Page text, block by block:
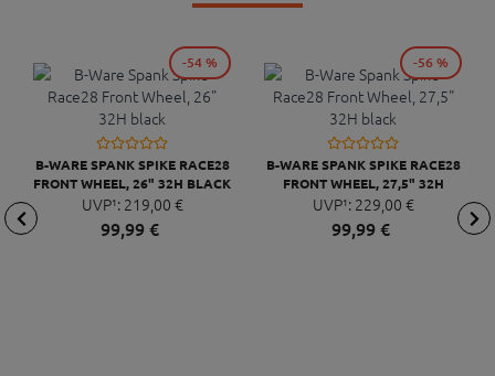
B-WARE SPANK SPIKE RACE28
FRONT WHEEL, 26" 32H BLACK
UVP¹: 219,00 €
99,99 €
-54 %
B-WARE SPANK SPIKE RACE28
FRONT WHEEL, 27,5" 32H
BLACK
UVP¹: 229,00 €
99,99 €
-56 %